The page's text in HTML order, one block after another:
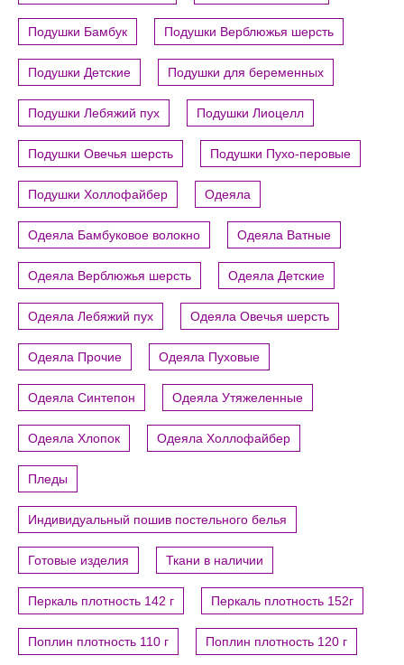
Подушки Бамбук Подушки Верблюжья шерсть
Подушки Детские Подушки для беременных
Подушки Лебяжий пух Подушки Лиоцелл
Подушки Овечья шерсть Подушки Пухо-перовые
Подушки Холлофайбер Одеяла
Одеяла Бамбуковое волокно Одеяла Ватные
Одеяла Верблюжья шерсть Одеяла Детские
Одеяла Лебяжий пух Одеяла Овечья шерсть
Одеяла Прочие Одеяла Пуховые
Одеяла Синтепон Одеяла Утяжеленные
Одеяла Хлопок Одеяла Холлофайбер
Пледы
Индивидуальный пошив постельного белья
Готовые изделия Ткани в наличии
Перкаль плотность 142 г Перкаль плотность 152г
Поплин плотность 110 г Поплин плотность 120 г